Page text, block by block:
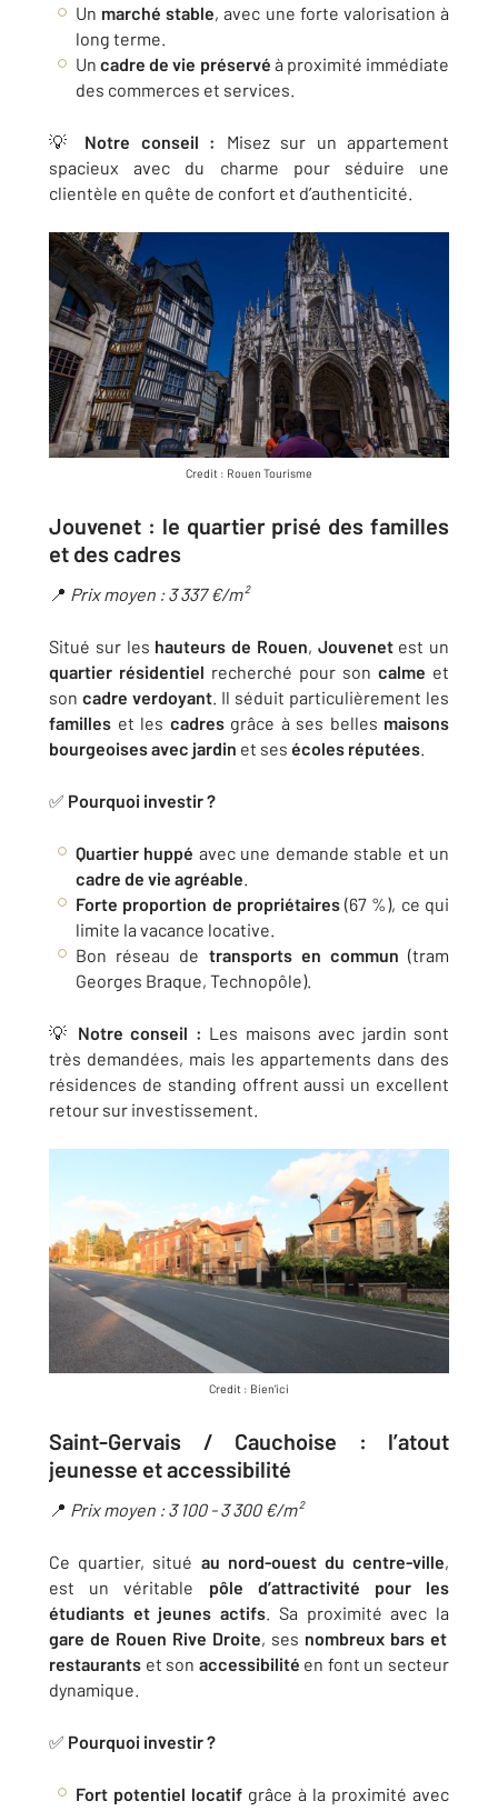
Un marché stable, avec une forte valorisation à
long terme.
Uncadre de vie préservé à proximité immédiate
des commerces et services.
💡 Notre conseil :
Misez sur un appartement
spacieux avec du charme pour séduire une
clientèle en quête de confort et d’authenticité.
Credit : Rouen Tourisme
Jouvenet : le quartier prisé des familles
et des cadres
📍 Prix moyen : 3 337 €/m²
Situé sur les hauteurs de Rouen, Jouvenetest un
quartier résidentiel recherché pour son calme et
son cadre verdoyant . Il séduit particulièrement les
familles et les cadresgrâce à ses belles maisons
bourgeoises avec jardin et ses écoles réputées
✅ Pourquoi investir ?
Quartier huppé avec une demande stable et un
cadre de vie agréable
Forte proportion de propriétaires(67 %), ce qui
limite la vacance locative.
Bon réseau de transports en commun (tram
Georges Braque, Technopôle).
💡 Notre conseil : Les maisons avec jardin sont
très demandées, mais les appartements dans des
résidences de standing offrent aussi un excellent
retour sur investissement.
Credit : Bien'ici
Saint-Gervais / Cauchoise : l’atout
jeunesse et accessibilité
📍 Prix moyen : 3 100 - 3 300 €/m²
Ce quartier, situé au nord-ouest du centre-ville,
est un véritable pôle d’attractivité
pour les
étudiants et jeunes actifs. Sa proximité avec la
gare de Rouen Rive Droite, ses nombreux bars et
restaurants et son accessibilité en font un secteur
dynamique.
✅ Pourquoi investir ?
Fort potentiel locatif grâce à la proximité avec